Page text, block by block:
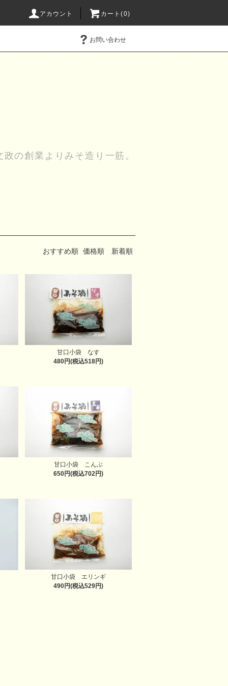
アカウント カート(0)
お問い合わせ
の創業よりみそ造り一筋。
おすすめ順 価格順 新着順
甘口小袋 なす
480円(税込518円)
甘口小袋 こんぶ
650円(税込702円)
甘口小袋 エリンギ
490円(税込529円)